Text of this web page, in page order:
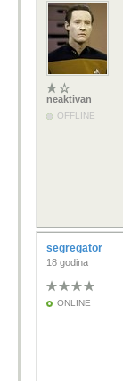
neaktivan
OFFLINE
segregator
18 godina
ONLINE